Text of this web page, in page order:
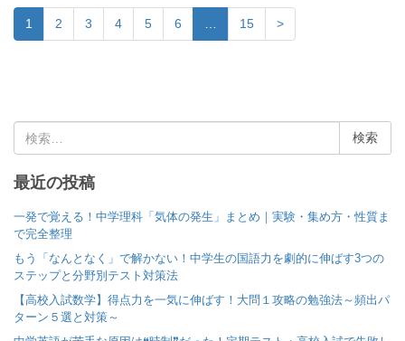
1 2 3 4 5 6 15 >
最近の投稿
一発で覚える！中学理科「気体の発生」まとめ｜実験・集め方・性質ま
で完全整理
もう「なんとなく」で解かない！中学生の国語力を劇的に伸ばす3つの
ステップと分野別テスト対策法
【高校入試数学】得点力を一気に伸ばす！大問１攻略の勉強法～頻出パ
ターン５選と対策～